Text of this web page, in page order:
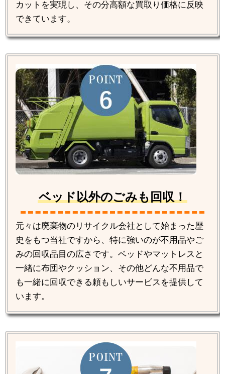
カットを実現し、その分高額な買取り価格に反映
できています。
ベッド以外のごみも回収！
元々は廃棄物のリサイクル会社として始まった歴
史をもつ当社ですから、特に強いのが不用品やご
みの回収品目の広さです。ベッドやマットレスと
一緒に布団やクッション、その他どんな不用品で
も一緒に回収できる頼もしいサービスを提供して
います。